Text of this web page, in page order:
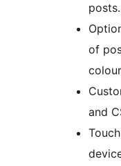
posts.
of
and